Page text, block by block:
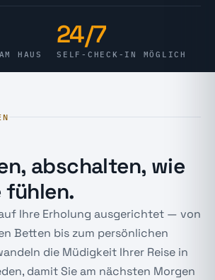
HAUS
24/7
SELF-CHECK-IN MÖGLICH
abschalten, wie
fühlen.
Ihre Erholung ausgerichtet — von
Betten bis zum persönlichen
die Müdigkeit Ihrer Reise in
damit Sie am nächsten Morgen